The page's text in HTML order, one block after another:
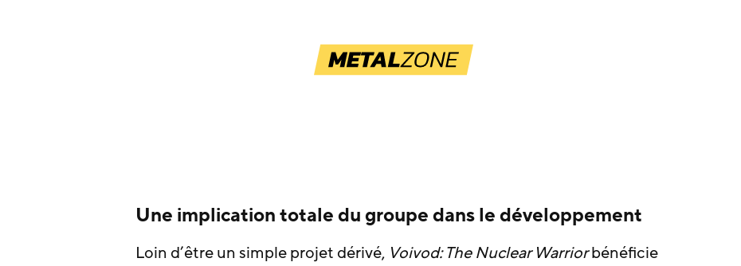
Une implication totale du groupe dans le développement
Loin d’être un simple projet dérivé, Voivod: The Nuclear Warriorbénéficie